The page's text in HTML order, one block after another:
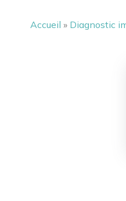
Accueil » Diagnostic